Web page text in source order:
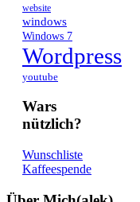
website
windows
Windows 7
Wordpress
youtube
Wars
nützlich?
Wunschliste
Kaffeespende